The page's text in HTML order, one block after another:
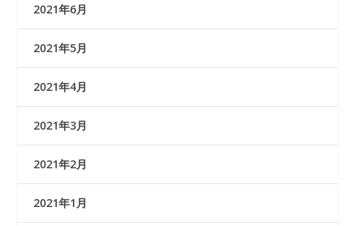
2021年6月
2021年5月
2021年4月
2021年3月
2021年2月
2021年1月